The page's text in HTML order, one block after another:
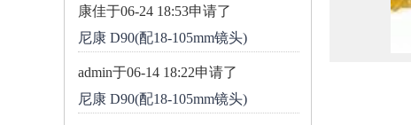
康佳于06-24 18:53申请了
尼康 D90(配18-105mm镜头)
admin于06-14 18:22申请了
尼康 D90(配18-105mm镜头)